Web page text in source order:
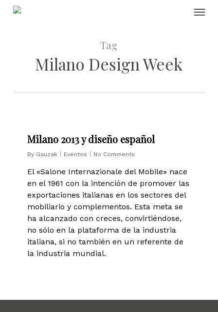
Skip
Tag
Milano Design Week
Milano 2013 y diseño español
By Gauzak Eventos No Comments
El «Salone Internazionale del Mobile» nace
en el 1961 con la intención de promover las
exportaciones italianas en los sectores del
mobiliario y complementos. Esta meta se
ha alcanzado con creces, convirtiéndose,
no sólo en la plataforma de la industria
italiana, si no también en un referente de
la industria mundial.